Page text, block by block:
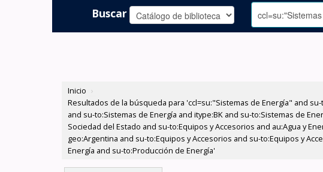
Buscar
Inicio ›
Resultados de la búsqueda para 'ccl=su:"Sistemas de Energía" and su-
and su-to:Sistemas de Energía and itype:BK and su-to:Sistemas de
Sociedad del Estado and su-to:Equipos y Accesorios and au:Agua y
geo:Argentina and su-to:Equipos y Accesorios and su-to:Equipos y
Energía and su-to:Producción de Energía'